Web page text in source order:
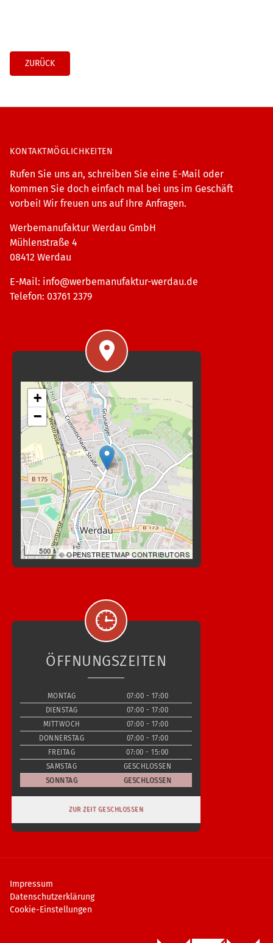
ZURÜCK
KONTAKTMÖGLICHKEITEN
Rufen Sie uns an, schreiben Sie eine E-Mail oder
kommen Sie doch einfach mal bei uns im Geschäft
vorbei! Wir freuen uns auf Ihre Anfragen.
Werbemanufaktur Werdau GmbH
Mühlenstraße 4
08412 Werdau
E-Mail: info@werbemanufaktur-werdau.de
Telefon: 03761 2379
+
−
500 M© OPENSTREETMAP CONTRIBUTORS
ÖFFNUNGSZEITEN
MONTAG
07:00 - 17:00
DIENSTAG
07:00 - 17:00
MITTWOCH
07:00 - 17:00
DONNERSTAG
07:00 - 17:00
FREITAG
07:00 - 15:00
SAMSTAG
GESCHLOSSEN
SONNTAG
GESCHLOSSEN
ZUR ZEIT GESCHLOSSEN
Impressum
Datenschutzerklärung
Cookie-Einstellungen